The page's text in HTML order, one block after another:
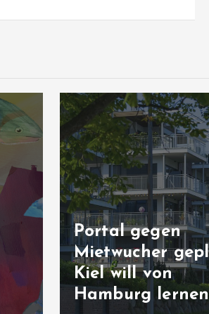
Portal gegen
Mietwucher
Kiel will von
Hamburg lernen